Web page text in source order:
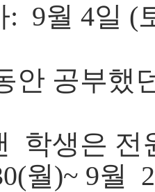
: 9월 4일 (
안 공부했
학생은
월)~ 9월